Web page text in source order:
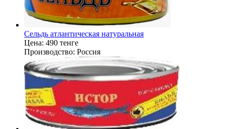
Сельдь атлантическая натуральная
Цена: 490 тенге
Производство: Россия